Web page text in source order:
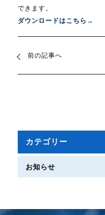
できます。
ダウンロードはこちら→
前の記事へ
カテゴリー
お知らせ